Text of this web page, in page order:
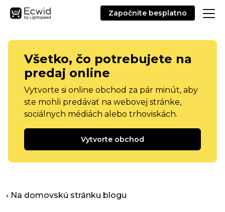
Započnite besplatno
Všetko, čo potrebujete na
predaj online
Vytvorte si online obchod za pár minút, aby
ste mohli predávať na webovej stránke,
sociálnych médiách alebo trhoviskách.
Vytvorte obchod
‹ Na domovskú stránku blogu